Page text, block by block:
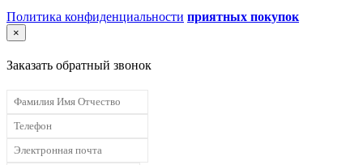
Политика конфиденциальности приятных покупок
×
Заказать обратный звонок